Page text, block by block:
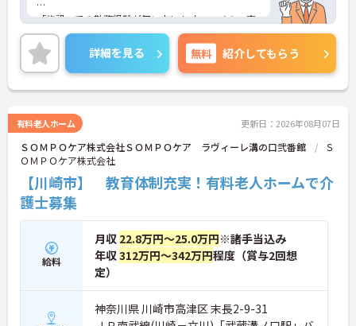
「施設」での勤務経験が無い方にもオススメの、充
実の受け入れ態勢が完備されています。2016年4月
に東京都港区の本社近くに「研修センター」がOPE
N！模擬施設となっており、全職種共通でリアルな
研修が受けられます。このような取り組みも業界で
は非常にめずらしいものとなっており、社員思いの
く働くにはオススメの環境です。
詳細を見る 無料 紹介してもらう
有料老人ホーム 更新日：2026年08月07日
ＳＯＭＰＯケア株式会社ＳＯＭＰＯケア ラヴィーレ溝の口弐番館
Ｓ
ＯＭＰＯケア株式会社
【川崎市】 教育体制充実！有料老人ホームで介
護士募集
給料
月収 22.8万円～25.0万円※諸手当込み
年収312万円～342万円程度（賞与2回想
定）
神奈川県 川崎市高津区 末長2-9-31